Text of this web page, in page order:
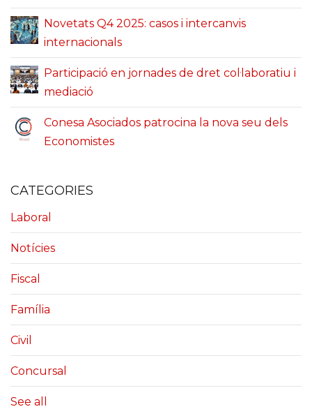
Novetats Q4 2025: casos i intercanvis
internacionals
Participació en jornades de dret col·laboratiu i
mediació
Conesa Asociados patrocina la nova seu dels
Economistes
CATEGORIES
Laboral
Notícies
Fiscal
Família
Civil
Concursal
See all